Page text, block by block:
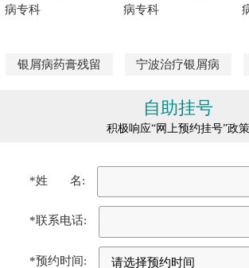
银屑病药膏残留 宁波治疗银屑病
自助挂号
积极响应“网上预约挂号”政策
*姓 名:
*联系电话:
*预约时间: